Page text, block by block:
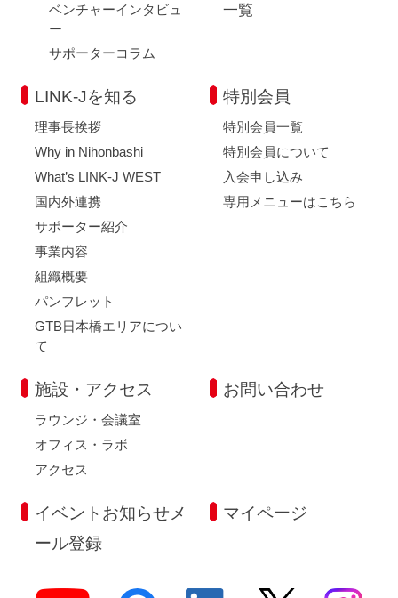
ベンチャーインタビュ
ー
サポーターコラム
一覧
LINK-Jを知る
理事長挨拶
Why in Nihonbashi
What’s LINK-J WEST
国内外連携
サポーター紹介
事業内容
組織概要
パンフレット
GTB日本橋エリアについ
て
特別会員
特別会員一覧
特別会員について
入会申し込み
専用メニューはこちら
施設・アクセス
ラウンジ・会議室
オフィス・ラボ
アクセス
お問い合わせ
イベントお知らせメ
ール登録
マイページ